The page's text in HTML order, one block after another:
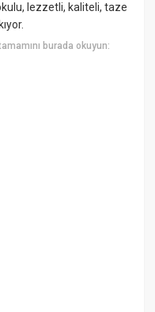
lezzetli, kaliteli, taze
burada okuyun: